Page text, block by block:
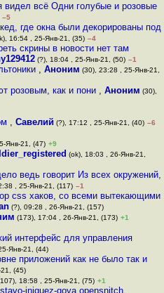
видел всё Одни голубые и розовые
–5
где окна были декорированы под
16:54 , 25-Янв-21, (35) –4
скрины в новости нет там
(?), 18:04 , 25-Янв-21, (50) –1
, Аноним (30), 23:28 , 25-Янв-21,
розовым, как и пони ,Аноним (30),
,Савелий (?), 17:12 , 25-Янв-21, (40) –6
Янв-21, (47) +9
(ok), 18:03 , 26-Янв-21,
ведь говорит Из всех окружений,
, 25-Янв-21, (117) –1
css хаков, со всеми вытекающими
(?), 09:28 , 26-Янв-21, (157)
(173), 17:04 , 26-Янв-21, (173) +1
интерфейс для управления
Янв-21, (44)
приложений как не было так и
(45)
18:58 , 25-Янв-21, (75) +1
iniguez-goya opensnitch,